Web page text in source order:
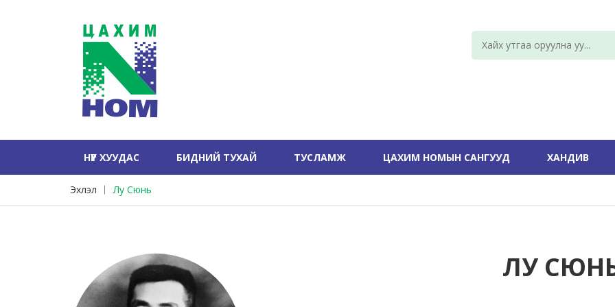
НҮҮР ХУУДАС БИДНИЙ ТУХАЙ ТУСЛАМЖ ЦАХИМ НОМЫН САНГУУД ХАНДИВ
Эхлэл Лу Сюнь
ЛУ